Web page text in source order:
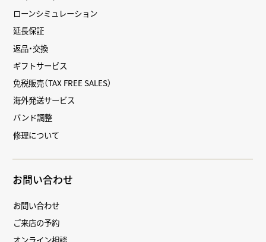
ローンシミュレーション
延長保証
返品・交換
ギフトサービス
免税販売（TAX FREE SALES）
海外発送サービス
バンド調整
修理について
お問い合わせ
お問い合わせ
ご来店の予約